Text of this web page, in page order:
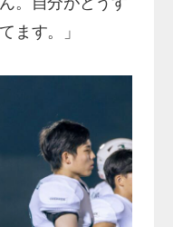
ます。」